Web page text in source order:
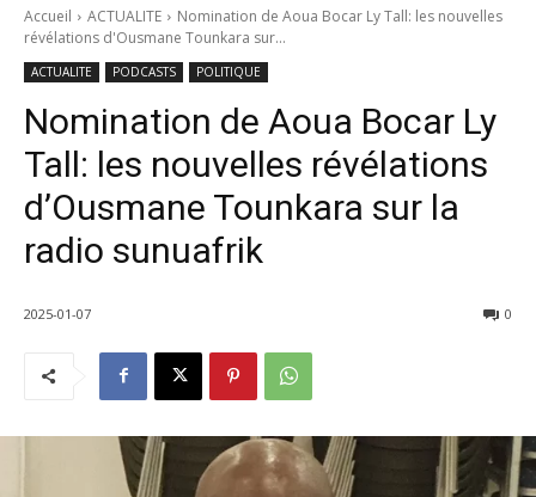
Accueil ACTUALITE
Nomination de Aoua Bocar Ly Tall: les nouvelles
révélations d'Ousmane Tounkara sur...
ACTUALITE PODCASTS POLITIQUE
Nomination de Aoua Bocar Ly
Tall: les nouvelles révélations
d’Ousmane Tounkara sur la
radio sunuafrik
2025-01-07 0